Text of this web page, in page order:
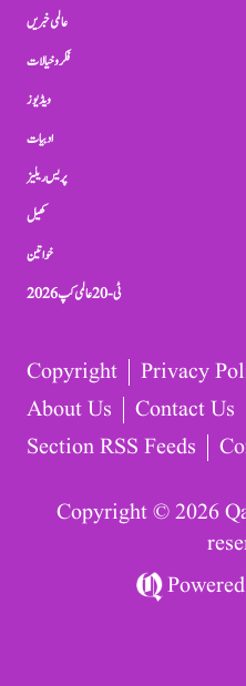
عالمی خبریں
فکر و خیالات
ویڈیوز
ادبیات
پریس ریلیز
کھیل
خواتین
ٹی-20 عالمی کپ 2026
Copyright Privacy
About Us
Contact Us
Section RSS Feeds
Copyright © 2026